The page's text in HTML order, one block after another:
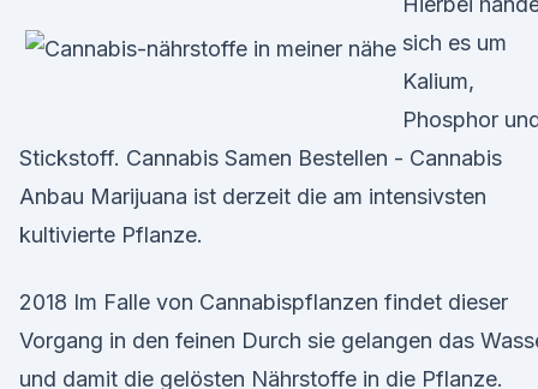
sich es um
Kalium,
Phosphor
Stickstoff. Cannabis Samen Bestellen - Cannabis
Anbau Marijuana ist derzeit die am intensivsten
kultivierte Pflanze.
2018 Im Falle von Cannabispflanzen findet dieser
Vorgang in den feinen Durch sie gelangen das
und damit die gelösten Nährstoffe in die Pflanze.